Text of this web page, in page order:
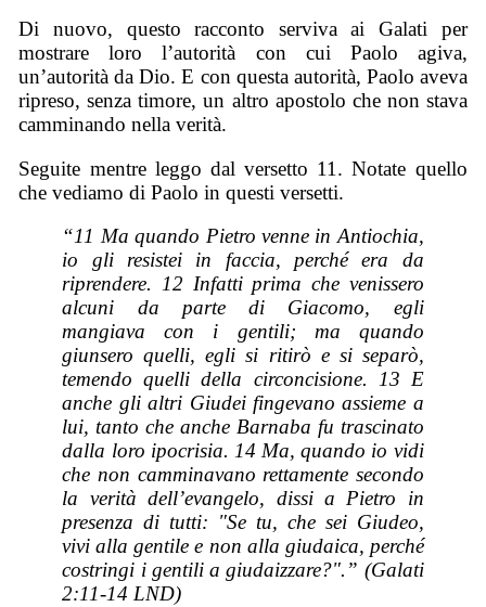
Di nuovo, questo racconto serviva ai Galati per
mostrare loro l’autorità con cui Paolo agiva,
un’autorità da Dio. E con questa autorità, Paolo aveva
ripreso, senza timore, un altro apostolo che non stava
camminando nella verità.
Seguite mentre leggo dal versetto 11. Notate quello
che vediamo di Paolo in questi versetti.
“11 Ma quando Pietro venne in Antiochia,
io gli resistei in faccia, perché era da
riprendere. 12 Infatti prima che venissero
alcuni da parte di Giacomo, egli
mangiava con i gentili; ma quando
giunsero quelli, egli si ritirò e si separò,
temendo quelli della circoncisione. 13 E
anche gli altri Giudei fingevano assieme a
lui, tanto che anche Barnaba fu trascinato
dalla loro ipocrisia. 14 Ma, quando io vidi
che non camminavano rettamente secondo
la verità dell’evangelo, dissi a Pietro in
presenza di tutti: "Se tu, che sei Giudeo,
vivi alla gentile e non alla giudaica, perché
costringi i gentili a giudaizzare?".” (Galati
2:11-14 LND)